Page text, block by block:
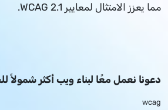
مما يعزز الامتثال لمعايير WCAG 2.1.
دعونا نعمل معًا لبناء ويب أكثر شمولاً
wcag